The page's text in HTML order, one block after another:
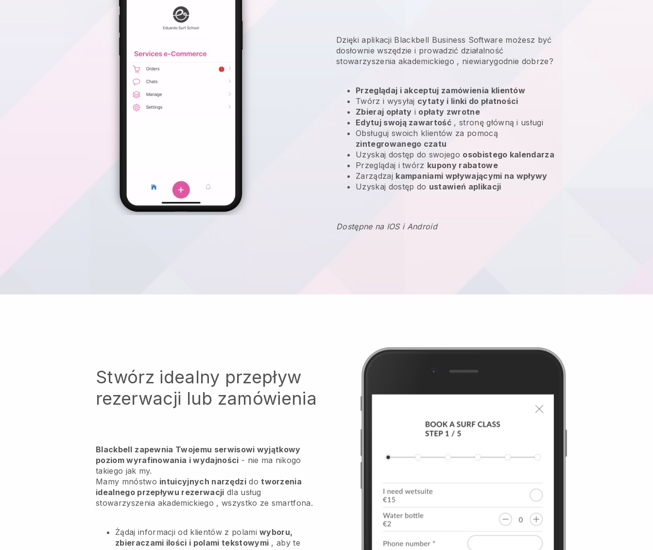
Dzięki aplikacji Blackbell Business Software możesz być
dosłownie wszędzie i prowadzić działalność
stowarzyszenia akademickiego , niewiarygodnie dobrze?
Przeglądaj i akceptuj zamówienia klientów
Twórz i wysyłaj cytaty i linki do płatności
Zbieraj opłaty i opłaty zwrotne
Edytuj swoją zawartość , stronę główną i usługi
Obsługuj swoich klientów za pomocą
zintegrowanego czatu
Uzyskaj dostęp do swojego osobistego kalendarza
Przeglądaj i twórz kupony rabatowe
Zarządzaj kampaniami wpływającymi na wpływy
Uzyskaj dostęp do ustawień aplikacji
Dostępne na IOS i Android
Stwórz idealny przepływ
rezerwacji lub zamówienia
Blackbell zapewnia Twojemu serwisowi wyjątkowy
poziom wyrafinowania i wydajności - nie ma nikogo
takiego jak my.
Mamy mnóstwo intuicyjnych narzędzidotworzenia
idealnego przepływu rezerwacji dla usług
stowarzyszenia akademickiego , wszystko ze smartfona.
Żądaj informacji od klientów z polamiwyboru,
zbieraczami ilości i polami tekstowymi , aby te